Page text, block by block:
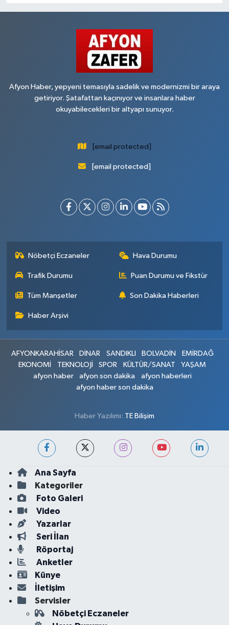
Afyon Haber, yepyeni temasıyla sadelik ve modernizmi bir araya
getiriyor. Şatafattan kaçınıyor ve insanlara haber
okuyabilecekleri bir altyapı sunuyor.
[email protected]
[email protected]
Nöbetçi Eczaneler Hava Durumu
Trafik Durumu Puan Durumu ve Fikstür
Tüm Manşetler Son Dakika Haberleri
Haber Arşivi
AFYONKARAHİSAR DİNAR SANDIKLI BOLVADİN
EMİRDAĞ
EKONOMİ
TEKNOLOJİ SPOR KÜLTÜR/SANAT
YAŞAM
afyon haber
afyon son dakika
afyon haberleri
afyon haber son dakika
Haber Yazılımı: TE Bilişim
Ana Sayfa
Kategoriler
Foto Galeri
Video
Yazarlar
Seri İlan
Röportaj
Anketler
Künye
İletişim
Servisler
Nöbetçi Eczaneler